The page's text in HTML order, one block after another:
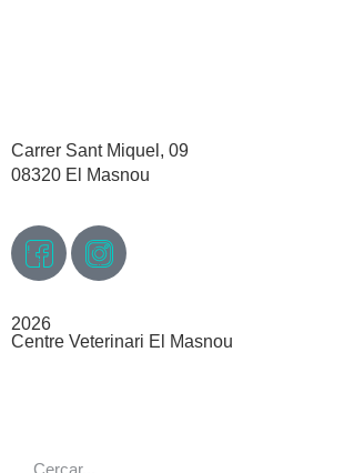
Carrer Sant Miquel, 09
08320 El Masnou
2026
Centre Veterinari El Masnou